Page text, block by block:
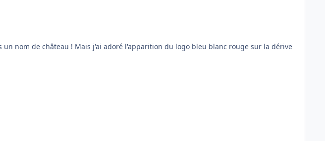
nom de château ! Mais j'ai adoré l'apparition du logo bleu blanc rouge sur la dérive